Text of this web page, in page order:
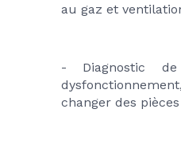
au gaz et
- Diagnostic
changer des pièces